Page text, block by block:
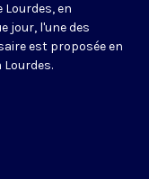
en
jour, l'une des
est proposée en